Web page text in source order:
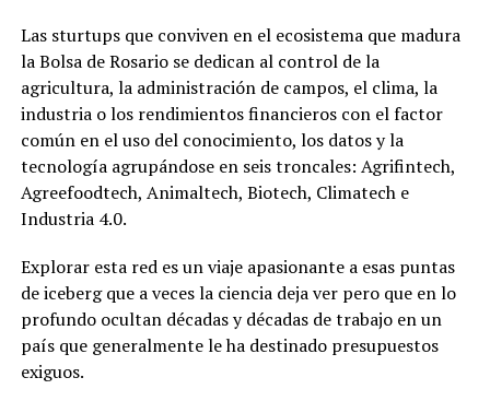
Las sturtups que conviven en el ecosistema que madura
la Bolsa de Rosario se dedican al control de la
agricultura, la administración de campos, el clima, la
industria o los rendimientos financieros con el factor
común en el uso del conocimiento, los datos y la
tecnología agrupándose en seis troncales: Agrifintech,
Agreefoodtech, Animaltech, Biotech, Climatech e
Industria 4.0.
Explorar esta red es un viaje apasionante a esas puntas
de iceberg que a veces la ciencia deja ver pero que en lo
profundo ocultan décadas y décadas de trabajo en un
país que generalmente le ha destinado presupuestos
exiguos.